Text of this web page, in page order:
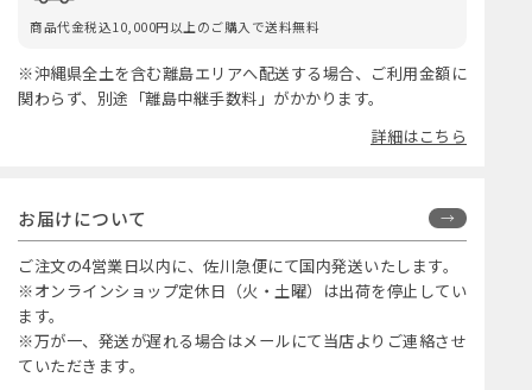
商品代金税込10,000円以上のご購入で送料無料
※沖縄県全土を含む離島エリアへ配送する場合、ご利用金額に
関わらず、別途「離島中継手数料」がかかります。
詳細はこちら
お届けについて
ご注文の4営業日以内に、佐川急便にて国内発送いたします。
※オンラインショップ定休日（火・土曜）は出荷を停止してい
ます。
※万が一、発送が遅れる場合はメールにて当店よりご連絡させ
ていただきます。